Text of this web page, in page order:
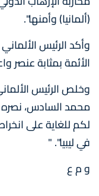
(ألمانيا) وأمنها".
وأكد الرئيس
الأئمة بمثابة عنصر
وخلص الرئيس
محمد السادس، نصره
لكم للغاية على
في ليبيا". "
و م ع